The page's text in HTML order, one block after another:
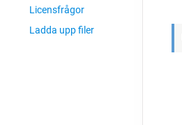
Licensfrågor
Ladda upp filer